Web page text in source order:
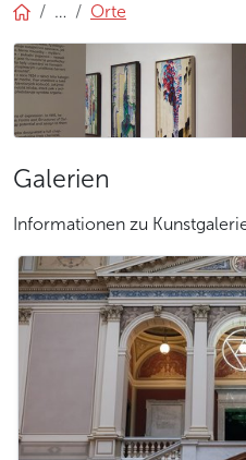
… Orte
Galerien
Informationen zu